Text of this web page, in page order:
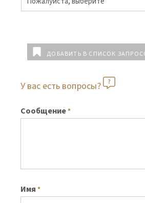
ДОБАВИТЬ В СПИСОК
У вас есть вопросы?
Сообщение*
Имя *